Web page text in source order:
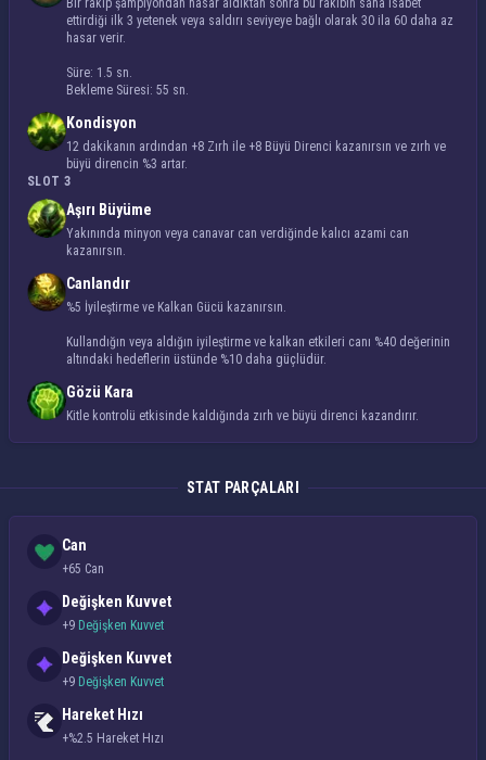
Bir rakip şampiyondan hasar aldıktan sonra bu rakibin sana isabet
ettirdiği ilk 3 yetenek veya saldırı seviyeye bağlı olarak 30 ila 60 daha az
hasar verir.
Süre: 1.5 sn.
Bekleme Süresi: 55 sn.
Kondisyon
12 dakikanın ardından +8 Zırh ile +8 Büyü Direnci kazanırsın ve zırh ve
büyü direncin %3 artar.
SLOT 3
Aşırı Büyüme
Yakınında minyon veya canavar can verdiğinde kalıcı azami can
kazanırsın.
Canlandır
%5 İyileştirme ve Kalkan Gücü kazanırsın.
Kullandığın veya aldığın iyileştirme ve kalkan etkileri canı %40 değerinin
altındaki hedeflerin üstünde %10 daha güçlüdür.
Gözü Kara
Kitle kontrolü etkisinde kaldığında zırh ve büyü direnci kazandırır.
STAT PARÇALARI
Can
+65 Can
Değişken Kuvvet
+9 Değişken Kuvvet
Değişken Kuvvet
+9 Değişken Kuvvet
Hareket Hızı
+%2.5 Hareket Hızı